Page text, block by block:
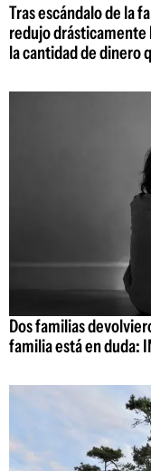
Tras escándalo de la
redujo drásticamente
la cantidad de dinero
Dos familias
familia está en duda: